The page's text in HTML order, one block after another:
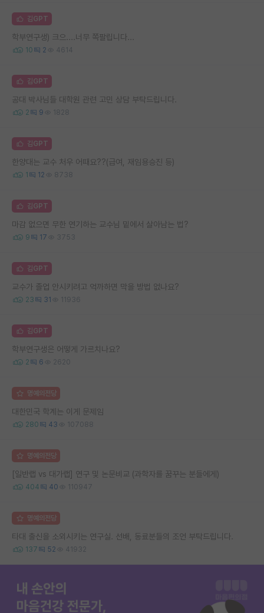
김GPT
학부연구생) 크으....너무 쪽팔립니다...
10 2 4614
김GPT
공대 박사님들 대학원 관련 고민 상담 부탁드립니다.
2 9 1828
김GPT
한양대는 교수 처우 어때요??(급여, 재임용승진 등)
1 12 8738
김GPT
마감 없으면 무한 연기하는 교수님 밑에서 살아남는 법?
9 17 3753
김GPT
교수가 졸업 안시키려고 억까하면 막을 방법 없나요?
23 31 11936
김GPT
학부연구생은 어떻게 가르치나요?
2 6 2620
명예의전당
대한민국 학계는 이게 문제임
280 43 107088
명예의전당
[일반랩 vs 대가랩] 연구 및 논문비교 (과학자를 꿈꾸는 분들에게)
404 40 110947
명예의전당
타대 출신을 소외시키는 연구실. 선배, 동료분들의 조언 부탁드립니다.
137 52 41932